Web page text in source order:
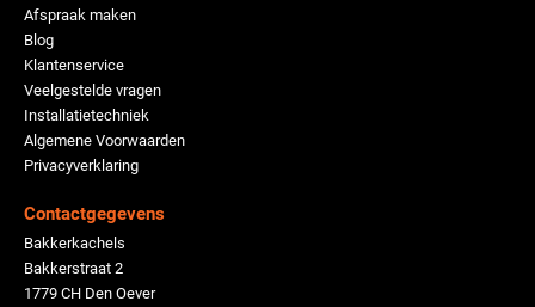
Afspraak maken
Blog
Klantenservice
Veelgestelde vragen
Installatietechniek
Algemene Voorwaarden
Privacyverklaring
Contactgegevens
Bakkerkachels
Bakkerstraat 2
1779 CH Den Oever